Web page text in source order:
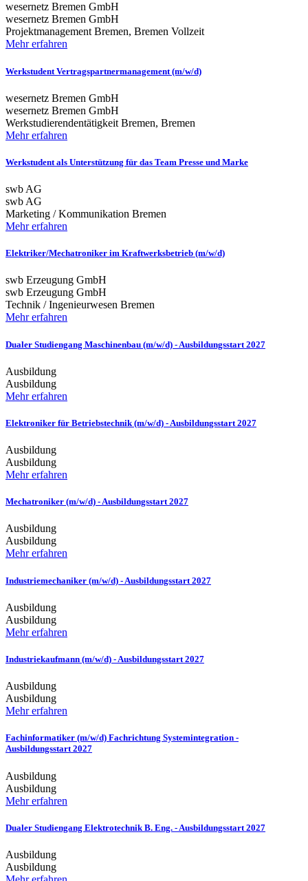
wesernetz Bremen GmbH
wesernetz Bremen GmbH
Projektmanagement Bremen, Bremen Vollzeit
Mehr erfahren
Werkstudent Vertragspartnermanagement (m/w/d)
wesernetz Bremen GmbH
wesernetz Bremen GmbH
Werkstudierendentätigkeit Bremen, Bremen
Mehr erfahren
Werkstudent als Unterstützung für das Team Presse und Marke
swb AG
swb AG
Marketing / Kommunikation Bremen
Mehr erfahren
Elektriker/Mechatroniker im Kraftwerksbetrieb (m/w/d)
swb Erzeugung GmbH
swb Erzeugung GmbH
Technik / Ingenieurwesen Bremen
Mehr erfahren
Dualer Studiengang Maschinenbau (m/w/d) - Ausbildungsstart 2027
Ausbildung
Ausbildung
Mehr erfahren
Elektroniker für Betriebstechnik (m/w/d) - Ausbildungsstart 2027
Ausbildung
Ausbildung
Mehr erfahren
Mechatroniker (m/w/d) - Ausbildungsstart 2027
Ausbildung
Ausbildung
Mehr erfahren
Industriemechaniker (m/w/d) - Ausbildungsstart 2027
Ausbildung
Ausbildung
Mehr erfahren
Industriekaufmann (m/w/d) - Ausbildungsstart 2027
Ausbildung
Ausbildung
Mehr erfahren
Fachinformatiker (m/w/d) Fachrichtung Systemintegration -
Ausbildungsstart 2027
Ausbildung
Ausbildung
Mehr erfahren
Dualer Studiengang Elektrotechnik B. Eng. - Ausbildungsstart 2027
Ausbildung
Ausbildung